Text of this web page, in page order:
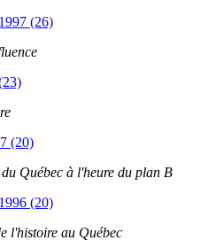
(26)
(20)
Québec à l'heure du plan B
(20)
l'histoire au Québec